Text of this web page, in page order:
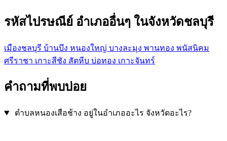
รหัสไปรษณีย์ อำเภออื่นๆ ในจังหวัดชลบุรี
เมืองชลบุรี บ้านบึง หนองใหญ่ บางละมุง พานทอง พนัสนิคม
ศรีราชา เกาะสีชัง สัตหีบ บ่อทอง เกาะจันทร์
คำถามที่พบบ่อย
ตำบลหนองเสือช้าง อยู่ในอำเภออะไร จังหวัดอะไร?